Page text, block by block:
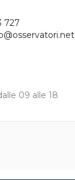
09 alle 18
727